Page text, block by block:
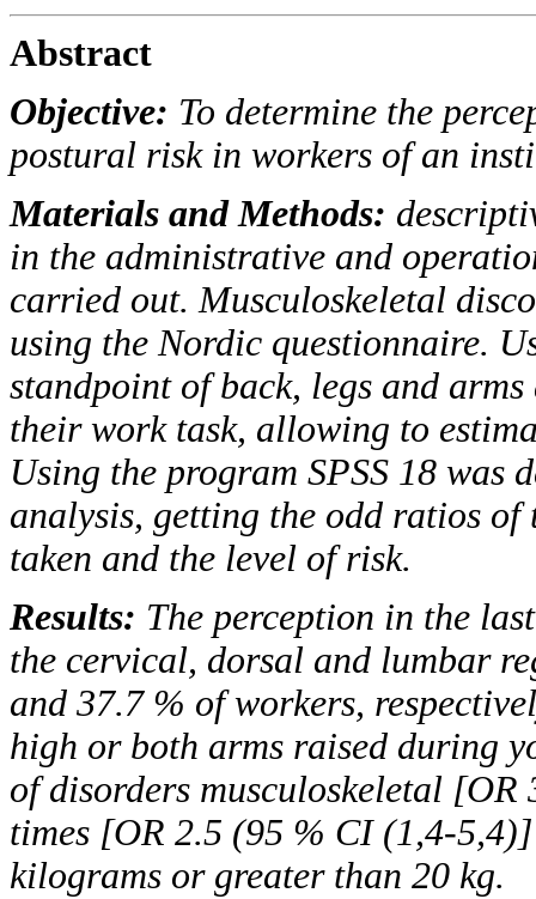
Abstract
Objective: To determine the
postural risk in workers of an
Materials and Methods:
in the administrative and
carried out. Musculoskeletal
using the Nordic questionnaire.
standpoint of back, legs and
their work task, allowing to
Using the program SPSS 18 was
analysis, getting the odd ratios
taken and the level of risk.
Results: The perception in the
the cervical, dorsal and lumbar
and 37.7 % of workers,
high or both arms raised during
of disorders musculoskeletal [OR
times [OR 2.5 (95 % CI (1,4-5,4)]
kilograms or greater than 20 kg.